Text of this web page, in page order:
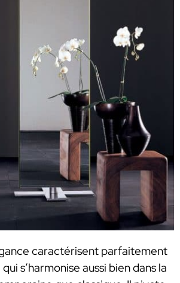
caractérisent parfaitement
s’harmonise aussi bien dans la